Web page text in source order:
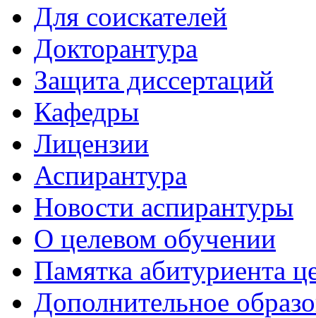
Для соискателей
Докторантура
Защита диссертаций
Кафедры
Лицензии
Аспирантура
Новости аспирантуры
О целевом обучении
Памятка абитуриента
Дополнительное